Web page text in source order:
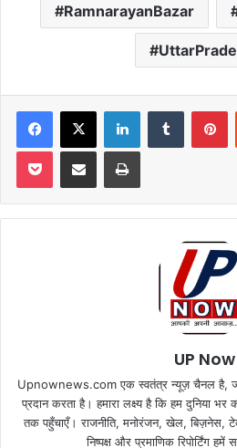
RamnarayanBazar
Facebook
X LinkedInTumblr
Pocket Share via Email Print
UP Now
Upnownews.com एक स्वतंत्र न्यूज़ चैनल है,
प्रदान करता है। हमारा लक्ष्य है कि हम दुनिया
तक पहुँचाएँ। राजनीति, मनोरंजन, खेल, बिज़नेस,
निष्पक्ष और प्रमाणिक रिपोर्टिंग